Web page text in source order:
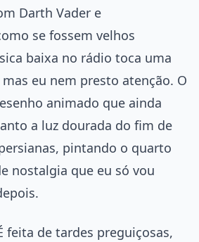
Darth Vader e
se fossem velhos
baixa no rádio toca uma
eu nem presto atenção. O
animado que ainda
a luz dourada do fim de
pintando o quarto
nostalgia que eu só vou
feita de tardes preguiçosas,